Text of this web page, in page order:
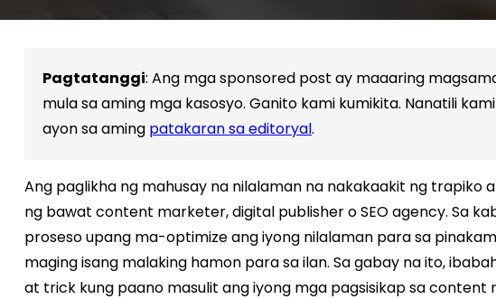
Pagtatanggi: Ang mga sponsored post ay maaaring
mula sa aming mga kasosyo. Ganito kami kumikita. Nanatili
ayon sa aming patakaran sa editoryal.
Ang paglikha ng mahusay na nilalaman na nakakaakit ng trapiko
ng bawat content marketer, digital publisher o SEO agency. Sa
proseso upang ma-optimize ang iyong nilalaman para sa
maging isang malaking hamon para sa ilan. Sa gabay na ito,
at trick kung paano masulit ang iyong mga pagsisikap sa content